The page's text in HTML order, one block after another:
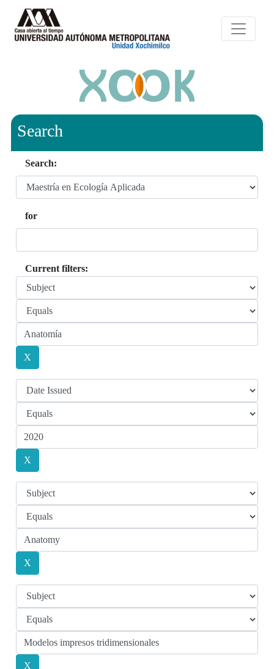
Search
Search:
for
Current filters: